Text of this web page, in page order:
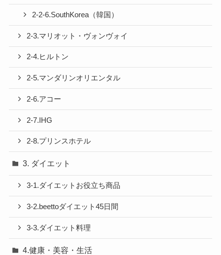
2-2-6.SouthKorea（韓国）
2-3.マリオット・ヴォンヴォイ
2-4.ヒルトン
2-5.マンダリンオリエンタル
2-6.アコー
2-7.IHG
2-8.プリンスホテル
3. ダイエット
3-1.ダイエットお役立ち商品
3-2.beettoダイエット45日間
3-3.ダイエット料理
4.健康・美容・生活